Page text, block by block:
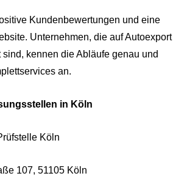
Kundenbewertungen und eine
Unternehmen, die auf Autoexport
kennen die Abläufe genau und
an.
in Köln
Köln
107, 51105 Köln